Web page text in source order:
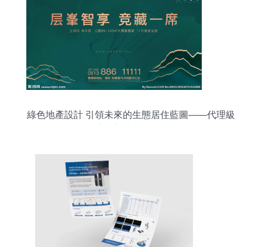
綠色地產設計 引領未來的生態居住藍圖——代理級